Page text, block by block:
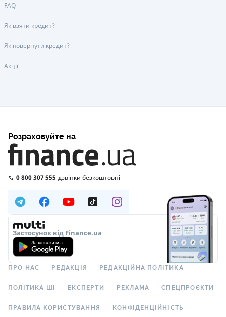
FAQ
Як взяти кредит?
Як повернути кредит?
Акції
Розраховуйте на
0 800 307 555 дзвінки безкоштовні
Застосунок від Finance.ua
ПРО НАС РЕДАКЦІЯ РЕДАКЦІЙНА ПОЛІТИКА
ПОЛІТИКА ШІ ЕКСПЕРТИ РЕКЛАМА СПЕЦПРОЄКТИ
ПРАВИЛА КОРИСТУВАННЯ КОНФІДЕНЦІЙНІСТЬ